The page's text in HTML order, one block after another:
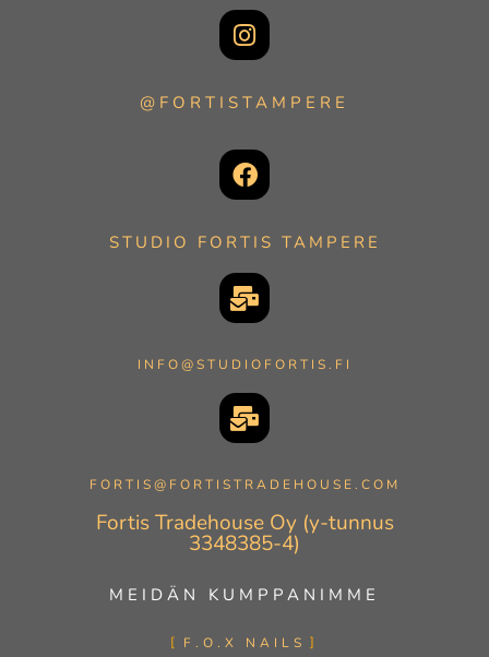
@FORTISTAMPERE
STUDIO FORTIS TAMPERE
INFO@STUDIOFORTIS.FI
FORTIS@FORTISTRADEHOUSE.COM
Fortis Tradehouse Oy (y-tunnus
3348385-4)
MEIDÄN KUMPPANIMME
F.O.X NAILS